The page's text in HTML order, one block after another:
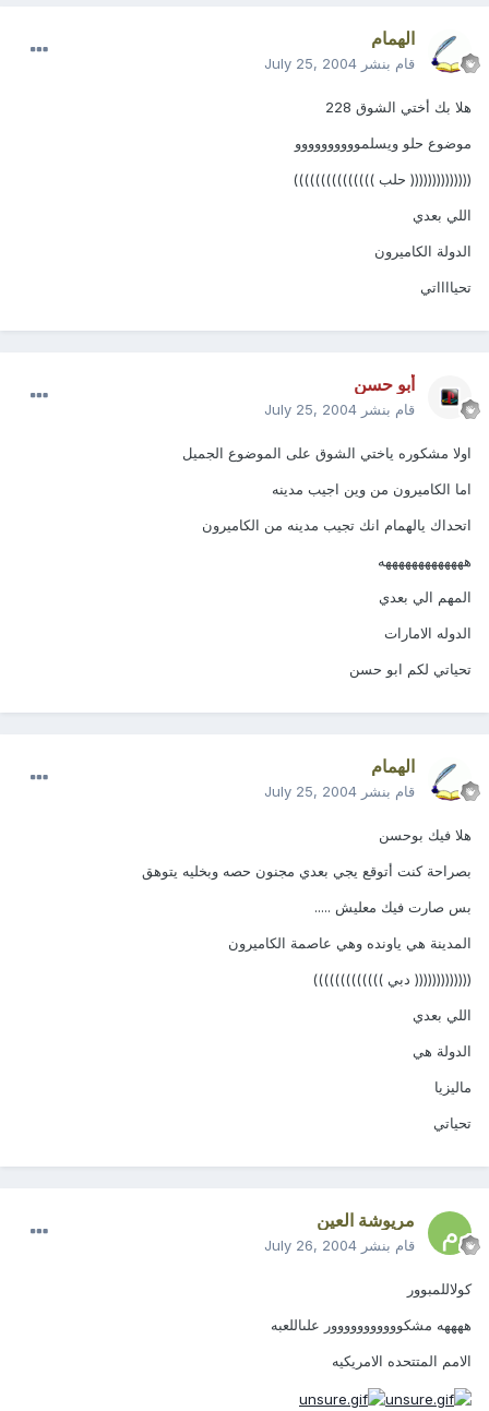
الهمام
قام بنشر July 25, 2004
هلا بك أختي الشوق 228
موضوع حلو ويسلموووووووووو
(((((((((((((( حلب )))))))))))))))
اللي بعدي
الدولة الكاميرون
تحيااااتي
أبو حسن
قام بنشر July 25, 2004
اولا مشكوره ياختي الشوق على الموضوع الجميل
اما الكاميرون من وين اجيب مدينه
اتحداك يالهمام انك تجيب مدينه من الكاميرون
هههههههههههههه
المهم الي بعدي
الدوله الامارات
تحياتي لكم ابو حسن
الهمام
قام بنشر July 25, 2004
هلا فيك بوحسن
بصراحة كنت أتوقع يجي بعدي مجنون حصه وبخليه يتوهق
بس صارت فيك معليش .....
المدينة هي ياونده وهي عاصمة الكاميرون
((((((((((((( دبي )))))))))))))
اللي بعدي
الدولة هي
ماليزيا
تحياتي
مريوشة العين
قام بنشر July 26, 2004
كولاللمبوور
ههههه مشكووووووووووور علىاللعبه
الامم المتتحده الامريكيه